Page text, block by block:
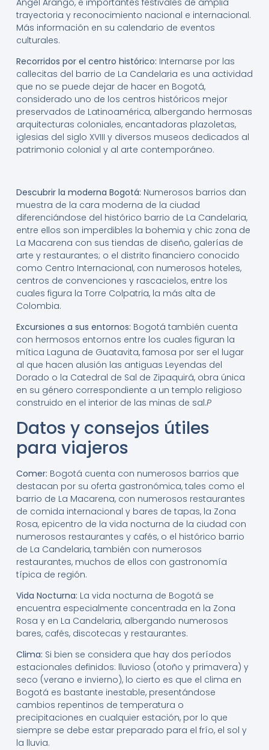
trayectoria y reconocimiento nacional e internacional.
Más información en su calendario de eventos
culturales.
Recorridos por el centro histórico: Internarse por las
callecitas del barrio de La Candelaria es una actividad
que no se puede dejar de hacer en Bogotá,
considerado uno de los centros históricos mejor
preservados de Latinoamérica, albergando hermosas
arquitecturas coloniales, encantadoras plazoletas,
iglesias del siglo XVIII y diversos museos dedicados al
patrimonio colonial y al arte contemporáneo.
Descubrir la moderna Bogotá: Numerosos barrios dan
muestra de la cara moderna de la ciudad
diferenciándose del histórico barrio de La Candelaria,
entre ellos son imperdibles la bohemia y chic zona de
La Macarena con sus tiendas de diseño, galerías de
arte y restaurantes; o el distrito financiero conocido
como Centro Internacional, con numerosos hoteles,
centros de convenciones y rascacielos, entre los
cuales figura la Torre Colpatria, la más alta de
Colombia.
Excursiones a sus entornos: Bogotá también cuenta
con hermosos entornos entre los cuales figuran la
mítica Laguna de Guatavita, famosa por ser el lugar
al que hacen alusión las antiguas Leyendas del
Dorado o la Catedral de Sal de Zipaquirá, obra única
en su género correspondiente a un templo religioso
construido en el interior de las minas de sal.P
Datos y consejos útiles
para viajeros
Comer: Bogotá cuenta con numerosos barrios que
destacan por su oferta gastronómica, tales como el
barrio de La Macarena, con numerosos restaurantes
de comida internacional y bares de tapas, la Zona
Rosa, epicentro de la vida nocturna de la ciudad con
numerosos restaurantes y cafés, o el histórico barrio
de La Candelaria, también con numerosos
restaurantes, muchos de ellos con gastronomía
típica de región.
Vida Nocturna: La vida nocturna de Bogotá se
encuentra especialmente concentrada en la Zona
Rosa y en La Candelaria, albergando numerosos
bares, cafés, discotecas y restaurantes.
Clima: Si bien se considera que hay dos períodos
estacionales definidos: lluvioso (otoño y primavera) y
seco (verano e invierno), lo cierto es que el clima en
Bogotá es bastante inestable, presentándose
cambios repentinos de temperatura o
precipitaciones en cualquier estación, por lo que
siempre se debe estar preparado para el frío, el sol y
la lluvia.